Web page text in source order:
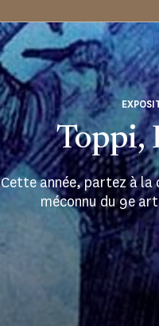
Toppi,
Cette année, partez à
méconnu du 9e